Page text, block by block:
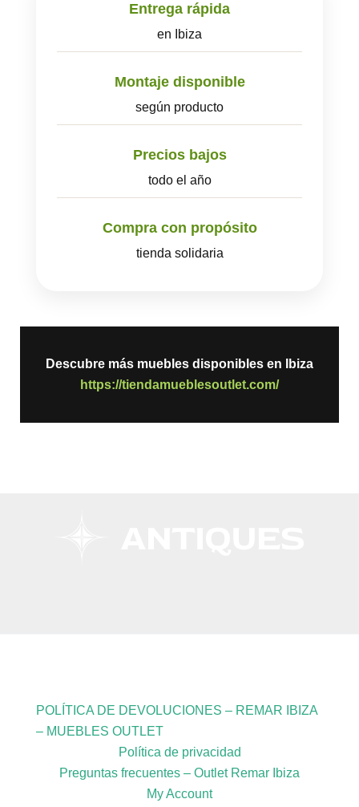
Entrega rápida
en Ibiza
Montaje disponible
según producto
Precios bajos
todo el año
Compra con propósito
tienda solidaria
Descubre más muebles disponibles en Ibiza
https://tiendamueblesoutlet.com/
POLÍTICA DE DEVOLUCIONES – REMAR IBIZA
– MUEBLES OUTLET
Política de privacidad
Preguntas frecuentes – Outlet Remar Ibiza
My Account